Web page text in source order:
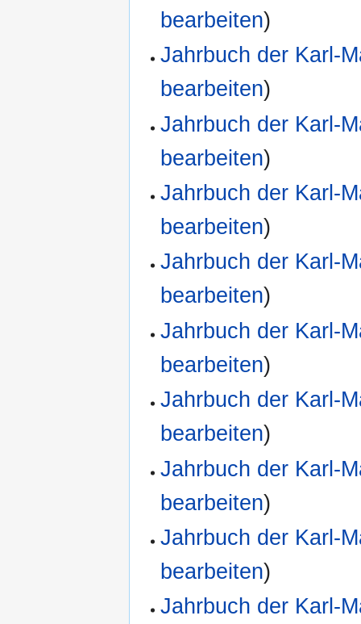
bearbeiten)
Jahrbuch der Karl-
bearbeiten)
Jahrbuch der Karl-
bearbeiten)
Jahrbuch der Karl-
bearbeiten)
Jahrbuch der Karl-
bearbeiten)
Jahrbuch der Karl-
bearbeiten)
Jahrbuch der Karl-
bearbeiten)
Jahrbuch der Karl-
bearbeiten)
Jahrbuch der Karl-
bearbeiten)
Jahrbuch der Karl-